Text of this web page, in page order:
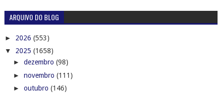
ARQUIVO DO BLOG
► 2026 (553)
▼ 2025 (1658)
► dezembro (98)
► novembro (111)
► outubro (146)